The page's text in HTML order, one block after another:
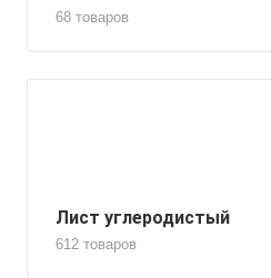
68 товаров
Лист углеродистый
612 товаров